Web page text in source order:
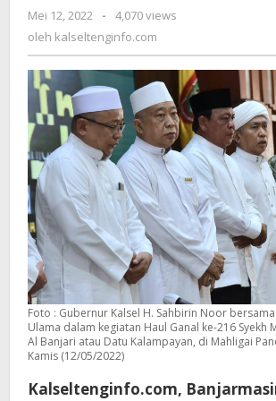
Kabulkan
Usulan
Datu
Kalampayan
Pahlawan
Nasional
Mei 12, 2022
oleh
kalseltenginfo.com
-
4,070 views
oleh kalseltenginfo.com
Foto : Gubernur Kalsel H. Sahbirin Noor
Ulama dalam kegiatan Haul Ganal ke-216 Syekh
Al Banjari atau Datu Kalampayan, di Mahligai
Kamis (12/05/2022)
Kalseltenginfo.com,